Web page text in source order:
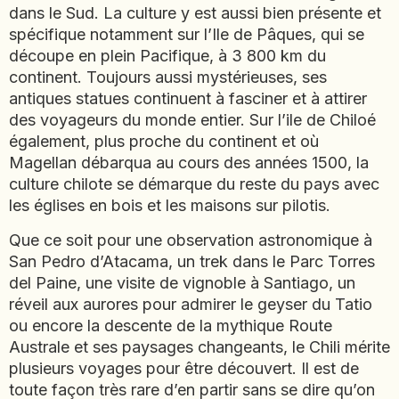
EMIRATS ARABES UNIS
EQUATEUR
ERYTHRÉE
ESTONIE
ETHIOPIE
GEORGIE
GHANA
GRÈCE
GUATEMALA
GUINÉE-BISSAU
GUINÉE CONAKRY
HONDURAS
INDE
INDONÉSIE
IRAQ
dans le Sud. La culture y est aussi bien présente et
spécifique notamment sur l’Ile de Pâques, qui se
découpe en plein Pacifique, à 3 800 km du
continent. Toujours aussi mystérieuses, ses
antiques statues continuent à fasciner et à attirer
des voyageurs du monde entier. Sur l’ile de Chiloé
également, plus proche du continent et où
Magellan débarqua au cours des années 1500, la
culture chilote se démarque du reste du pays avec
les églises en bois et les maisons sur pilotis.
Que ce soit pour une observation astronomique à
San Pedro d’Atacama, un trek dans le Parc Torres
del Paine, une visite de vignoble à Santiago, un
réveil aux aurores pour admirer le geyser du Tatio
ou encore la descente de la mythique Route
Australe et ses paysages changeants, le Chili mérite
plusieurs voyages pour être découvert. Il est de
toute façon très rare d’en partir sans se dire qu’on